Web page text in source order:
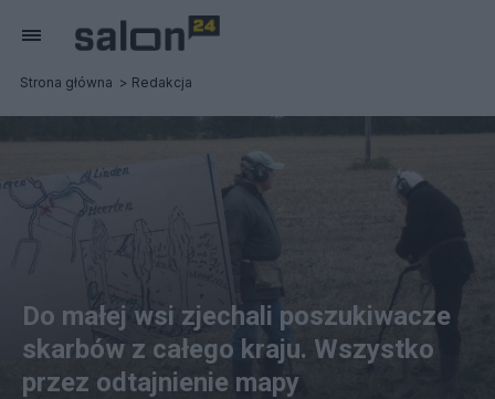
Strona główna Redakcja
Do małej wsi zjechali poszukiwacze
skarbów z całego kraju. Wszystko
przez odtajnienie mapy